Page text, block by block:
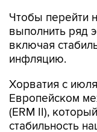
Чтобы перейти
выполнить ряд
включая
инфляцию.
Хорватия с
Европейском
(ERM II),
стабильность